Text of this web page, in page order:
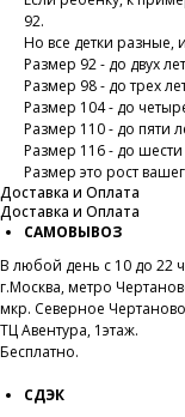
92.
Но все детки разные,
Размер 92 - до двух лет
Размер 98 - до трех
Размер 104 - до
Размер 110 - до пяти
Размер 116 - до шести
Размер это рост
Доставка и Оплата
Доставка и Оплата
САМОВЫВОЗ
В любой день с 10 до 22
г.Москва, метро
мкр. Северное
ТЦ Авентура, 1этаж.
Бесплатно.
СДЭК